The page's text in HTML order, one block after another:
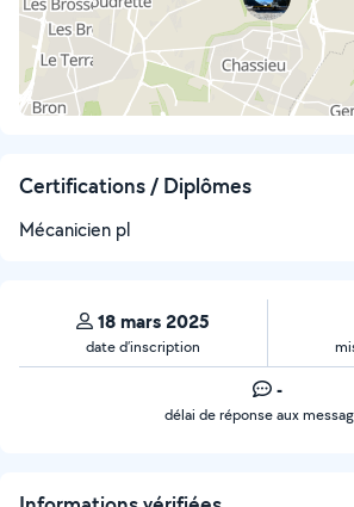
Certifications / Diplômes
Mécanicien pl
18 mars 2025
date d’inscription
-
délai de réponse aux